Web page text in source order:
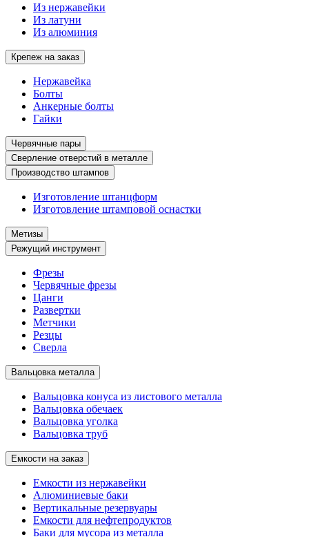
Из нержавейки
Из латуни
Из алюминия
Крепеж на заказ
Нержавейка
Болты
Анкерные болты
Гайки
Червячные пары
Сверление отверстий в металле
Производство штампов
Изготовление штанцформ
Изготовление штамповой оснастки
Метизы
Режущий инструмент
Фрезы
Червячные фрезы
Цанги
Развертки
Метчики
Резцы
Сверла
Вальцовка металла
Вальцовка конуса из листового металла
Вальцовка обечаек
Вальцовка уголка
Вальцовка труб
Емкости на заказ
Емкости из нержавейки
Алюминиевые баки
Вертикальные резервуары
Емкости для нефтепродуктов
Баки для мусора из металла